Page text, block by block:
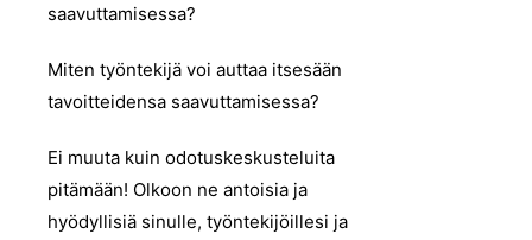
saavuttamisessa?
Miten työntekijä voi auttaa itsesään
tavoitteidensa saavuttamisessa?
Ei muuta kuin odotuskeskusteluita
pitämään! Olkoon ne antoisia ja
hyödyllisiä sinulle, työntekijöillesi ja